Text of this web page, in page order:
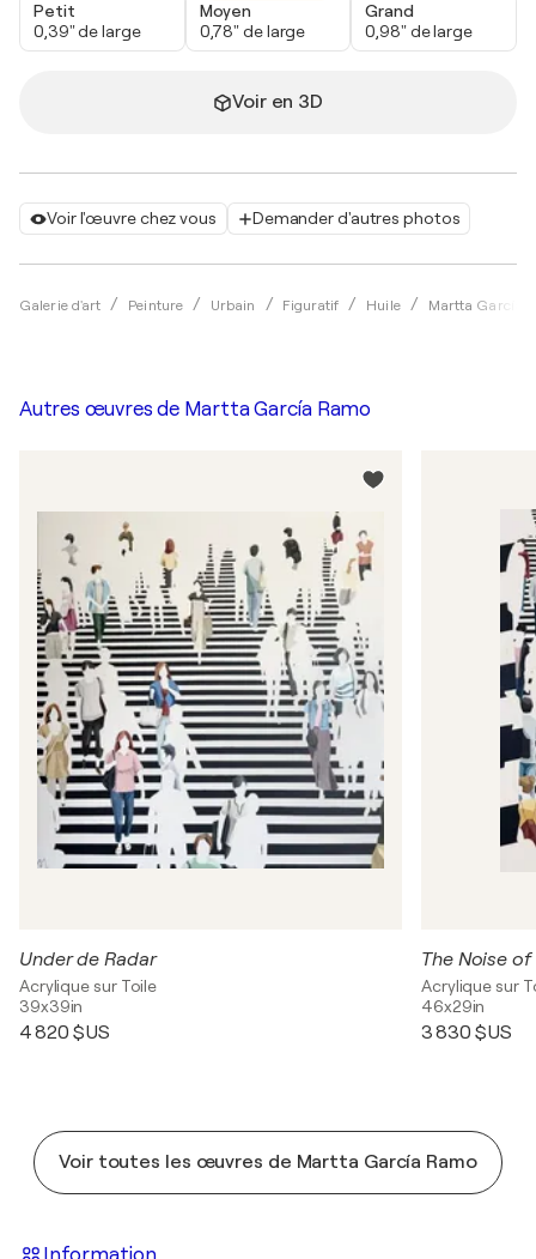
Voir l'œuvre chez vous Demander d'autres photos
Galerie d'art Peinture Urbain Figuratif Huile Martta García
Petit
0,39" de large
Moyen
0,78" de large
Grand
0,98" de large
Voir en 3D
Autres œuvres de Martta García Ramo
Under de Radar
Acrylique sur Toile
39x39in
4 820 $US
The Noise
Acrylique sur
46x29in
3 830 $US
Voir toutes les œuvres de Martta García Ramo
Information